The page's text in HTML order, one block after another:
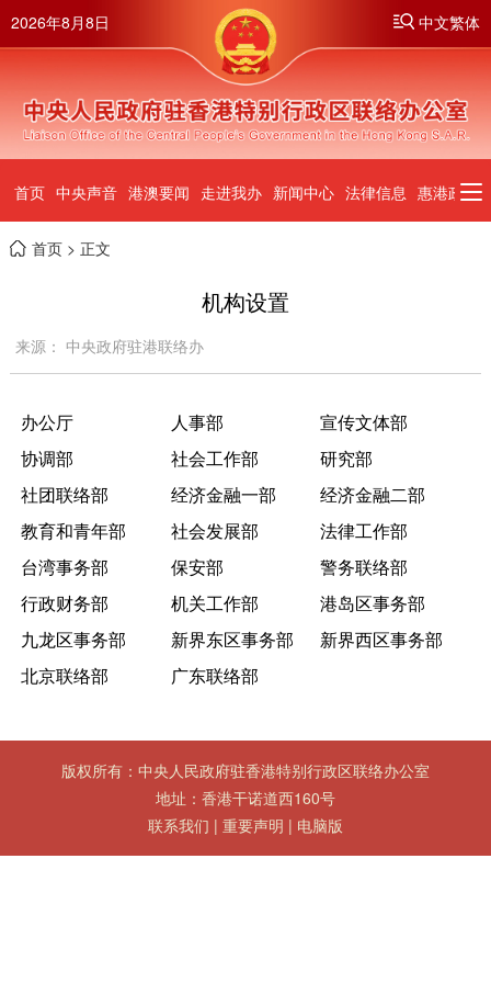
2026年8月8日 中文繁体
首页 中央声音 港澳要闻 走进我办 新闻中心 法律信息 惠港政策
首页> 正文
机构设置
来源： 中央政府驻港联络办
办公厅 人事部
宣传文体部
协调部
社会工作部
研究部
社团联络部
经济金融一部
经济金融二部
教育和青年部
社会发展部
法律工作部
台湾事务部
保安部
警务联络部
行政财务部
机关工作部
港岛区事务部
九龙区事务部
新界东区事务部
新界西区事务部
北京联络部
广东联络部
版权所有：中央人民政府驻香港特别行政区联络办公室
地址：香港干诺道西160号
联系我们 | 重要声明 | 电脑版